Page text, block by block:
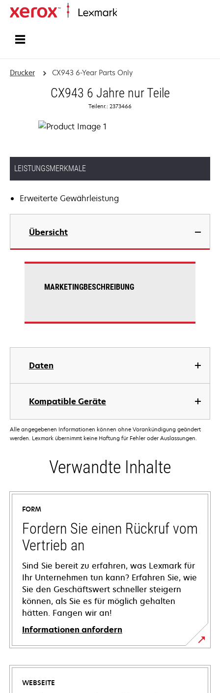
Drucker CX943 6-Year Parts Only
CX943 6 Jahre nur Teile
Teilenr.: 2373466
LEISTUNGSMERKMALE
Erweiterte Gewährleistung
Übersicht
Daten
Kompatible Geräte
MARKETINGBESCHREIBUNG
Alle angegebenen Informationen können ohne Vorankündigung geändert
werden. Lexmark übernimmt keine Haftung für Fehler oder Auslassungen.
Verwandte Inhalte
FORM
Fordern Sie einen Rückruf vom
Vertrieb an
Sind Sie bereit zu erfahren, was Lexmark für
Ihr Unternehmen tun kann? Erfahren Sie, wie
Sie den Geschäftswert schneller steigern
können, als Sie es für möglich gehalten
hätten. Fangen wir an!
Informationen anfordern
WEBSEITE